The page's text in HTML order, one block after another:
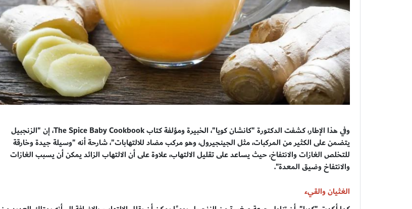
وفي هذا الإطار، كشفت الدكتورة "كانشان كويا"، الخبيرة ومؤلفة كتاب The Spice Baby Cookbook، إن "الزنجبيل
يتضمن على الكثير من المركبات، مثل الجينجيرول، وهو مركب مضاد للالتهابات"، شارحة أنه "وسيلة جيدة وخارقة
للتخلص الغازات والانتفاخ، حيث يساعد على تقليل الالتهاب، علاوة على أن الالتهاب الزائد يمكن أن يسبب الغازات
والانتفاخ وضيق المعدة".
الغثيان والقيء